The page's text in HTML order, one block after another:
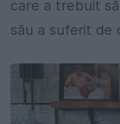
care a trebuit
său a suferit de